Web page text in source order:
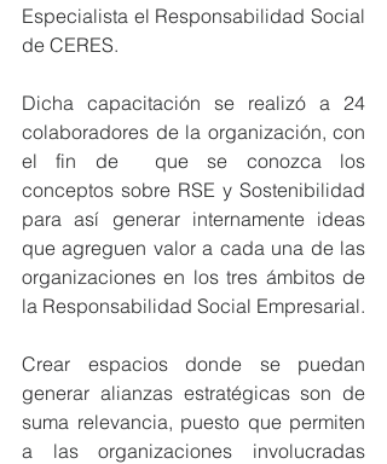
Especialista el Responsabilidad Social
de CERES.
Dicha capacitación se realizó a 24
colaboradores de la organización, con
el fin de  que se conozca los
conceptos sobre RSE y Sostenibilidad
para así generar internamente ideas
que agreguen valor a cada una de las
organizaciones en los tres ámbitos de
la Responsabilidad Social Empresarial.
Crear espacios donde se puedan
generar alianzas estratégicas son de
suma relevancia, puesto que permiten
a las organizaciones involucradas